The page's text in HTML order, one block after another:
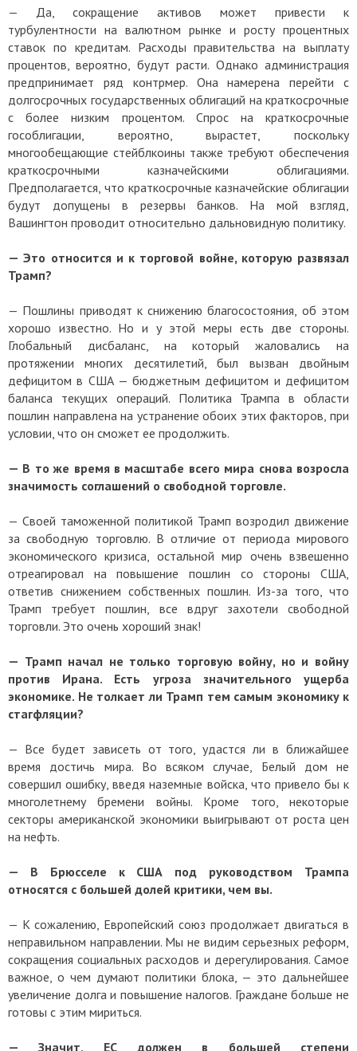
— Да, сокращение активов может привести к
турбулентности на валютном рынке и росту процентных
ставок по кредитам. Расходы правительства на выплату
процентов, вероятно, будут расти. Однако администрация
предпринимает ряд контрмер. Она намерена перейти с
долгосрочных государственных облигаций на краткосрочные
с более низким процентом. Спрос на краткосрочные
гособлигации, вероятно, вырастет, поскольку
многообещающие стейблкоины также требуют обеспечения
краткосрочными казначейскими облигациями.
Предполагается, что краткосрочные казначейские облигации
будут допущены в резервы банков. На мой взгляд,
Вашингтон проводит относительно дальновидную политику.
— Это относится и к торговой войне, которую развязал
Трамп?
— Пошлины приводят к снижению благосостояния, об этом
хорошо известно. Но и у этой меры есть две стороны.
Глобальный дисбаланс, на который жаловались на
протяжении многих десятилетий, был вызван двойным
дефицитом в США — бюджетным дефицитом и дефицитом
баланса текущих операций. Политика Трампа в области
пошлин направлена на устранение обоих этих факторов, при
условии, что он сможет ее продолжить.
— В то же время в масштабе всего мира снова возросла
значимость соглашений о свободной торговле.
— Своей таможенной политикой Трамп возродил движение
за свободную торговлю. В отличие от периода мирового
экономического кризиса, остальной мир очень взвешенно
отреагировал на повышение пошлин со стороны США,
ответив снижением собственных пошлин. Из-за того, что
Трамп требует пошлин, все вдруг захотели свободной
торговли. Это очень хороший знак!
— Трамп начал не только торговую войну, но и войну
против Ирана. Есть угроза значительного ущерба
экономике. Не толкает ли Трамп тем самым экономику к
стагфляции?
— Все будет зависеть от того, удастся ли в ближайшее
время достичь мира. Во всяком случае, Белый дом не
совершил ошибку, введя наземные войска, что привело бы к
многолетнему бремени войны. Кроме того, некоторые
секторы американской экономики выигрывают от роста цен
на нефть.
— В Брюсселе к США под руководством Трампа
относятся с большей долей критики, чем вы.
— К сожалению, Европейский союз продолжает двигаться в
неправильном направлении. Мы не видим серьезных реформ,
сокращения социальных расходов и дерегулирования. Самое
важное, о чем думают политики блока, — это дальнейшее
увеличение долга и повышение налогов. Граждане больше не
готовы с этим мириться.
— Значит, ЕС должен в большей степени